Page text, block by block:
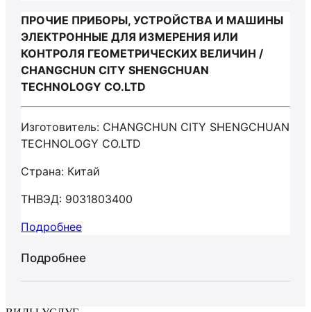
ПРОЧИЕ ПРИБОРЫ, УСТРОЙСТВА И МАШИНЫ
ЭЛЕКТРОННЫЕ ДЛЯ ИЗМЕРЕНИЯ ИЛИ
КОНТРОЛЯ ГЕОМЕТРИЧЕСКИХ ВЕЛИЧИН /
CHANGCHUN CITY SHENGCHUAN
TECHNOLOGY CO.LTD
Изготовитель: CHANGCHUN CITY SHENGCHUAN
TECHNOLOGY CO.LTD
Страна: Китай
ТНВЭД: 9031803400
Подробнее
Подробнее